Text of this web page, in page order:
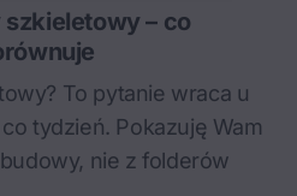
– co
To pytanie wraca u
tydzień. Pokazuję Wam
nie z folderów